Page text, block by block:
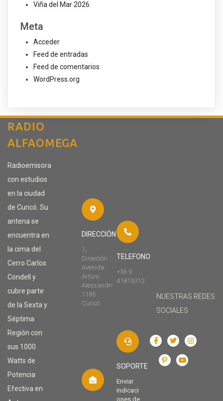
Viña del Mar 2026
Meta
Acceder
Feed de entradas
Feed de comentarios
WordPress.org
RADIO
ALFAOMEGA
Radioemisora
con estudios
en la ciudad
de Curicó. Su
antena se
encuentra en
la cima del
Cerro Carlos
Condell y
cubre parte
de la Sexta y
Séptima
Región con
sus 1000
Watts de
Potencia
Efectiva en
DIRECCIÓN
1,
Dirección:
Avenida
Arturo
Alessandri
1185
Curicó
TELEFONO
+56 9
41815312
SOPORTE
Enviar
indicaci
ones de
NUESTRAS REDES
SOCIALES